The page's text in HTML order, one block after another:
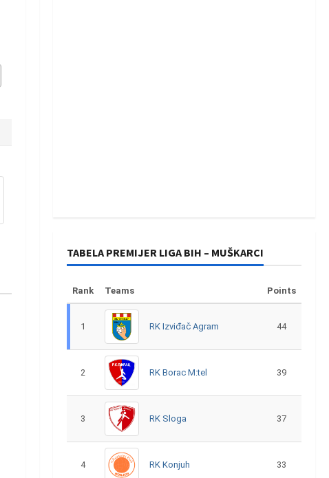
TABELA PREMIJER LIGA BIH – MUŠKARCI
Rank Teams Points
1 RK Izviđač Agram 44
2 RK Borac M:tel 39
3 RK Sloga 37
4 RK Konjuh 33